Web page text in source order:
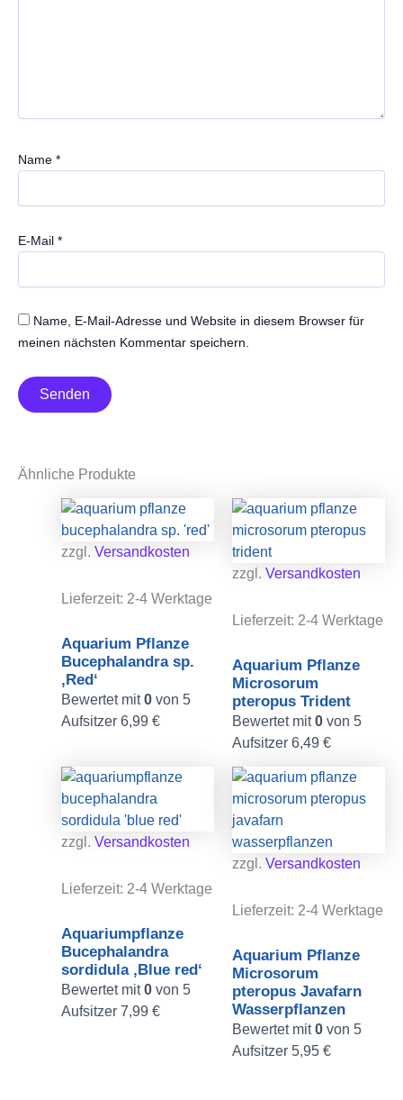
Name *
E-Mail *
Name, E-Mail-Adresse und Website in diesem Browser für
meinen nächsten Kommentar speichern.
Ähnliche Produkte
zzgl. Versandkosten
Lieferzeit: 2-4 Werktage
Aquarium Pflanze
Bucephalandra sp.
‚Red‘
Bewertet mit0 von 5
Aufsitzer 6,99 €
zzgl. Versandkosten
Lieferzeit: 2-4 Werktage
Aquarium Pflanze
Microsorum
pteropus Trident
Bewertet mit0 von 5
Aufsitzer 6,49 €
zzgl. Versandkosten
Lieferzeit: 2-4 Werktage
Aquariumpflanze
Bucephalandra
sordidula ‚Blue red‘
Bewertet mit0 von 5
Aufsitzer 7,99 €
zzgl. Versandkosten
Lieferzeit: 2-4 Werktage
Aquarium Pflanze
Microsorum
pteropus Javafarn
Wasserpflanzen
Bewertet mit0 von 5
Aufsitzer 5,95 €